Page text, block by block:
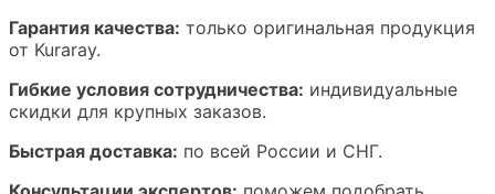
Гарантия качества: только оригинальная продукция
от Kuraray.
Гибкие условия сотрудничества: индивидуальные
скидки для крупных заказов.
Быстрая доставка: по всей России и СНГ.